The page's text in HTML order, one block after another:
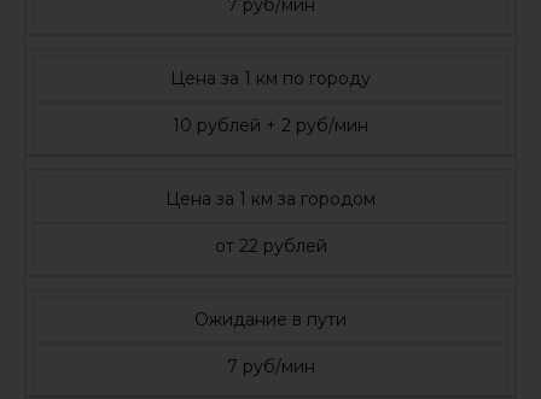
Цена за 1 км по городу
10 рублей + 2 руб/мин
Цена за 1 км за городом
от 22 рублей
Ожидание в пути
7 руб/мин